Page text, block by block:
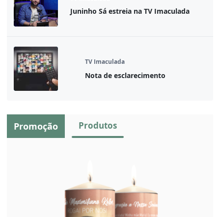
Juninho Sá estreia na TV Imaculada
TV Imaculada
Nota de esclarecimento
Promoção Produtos